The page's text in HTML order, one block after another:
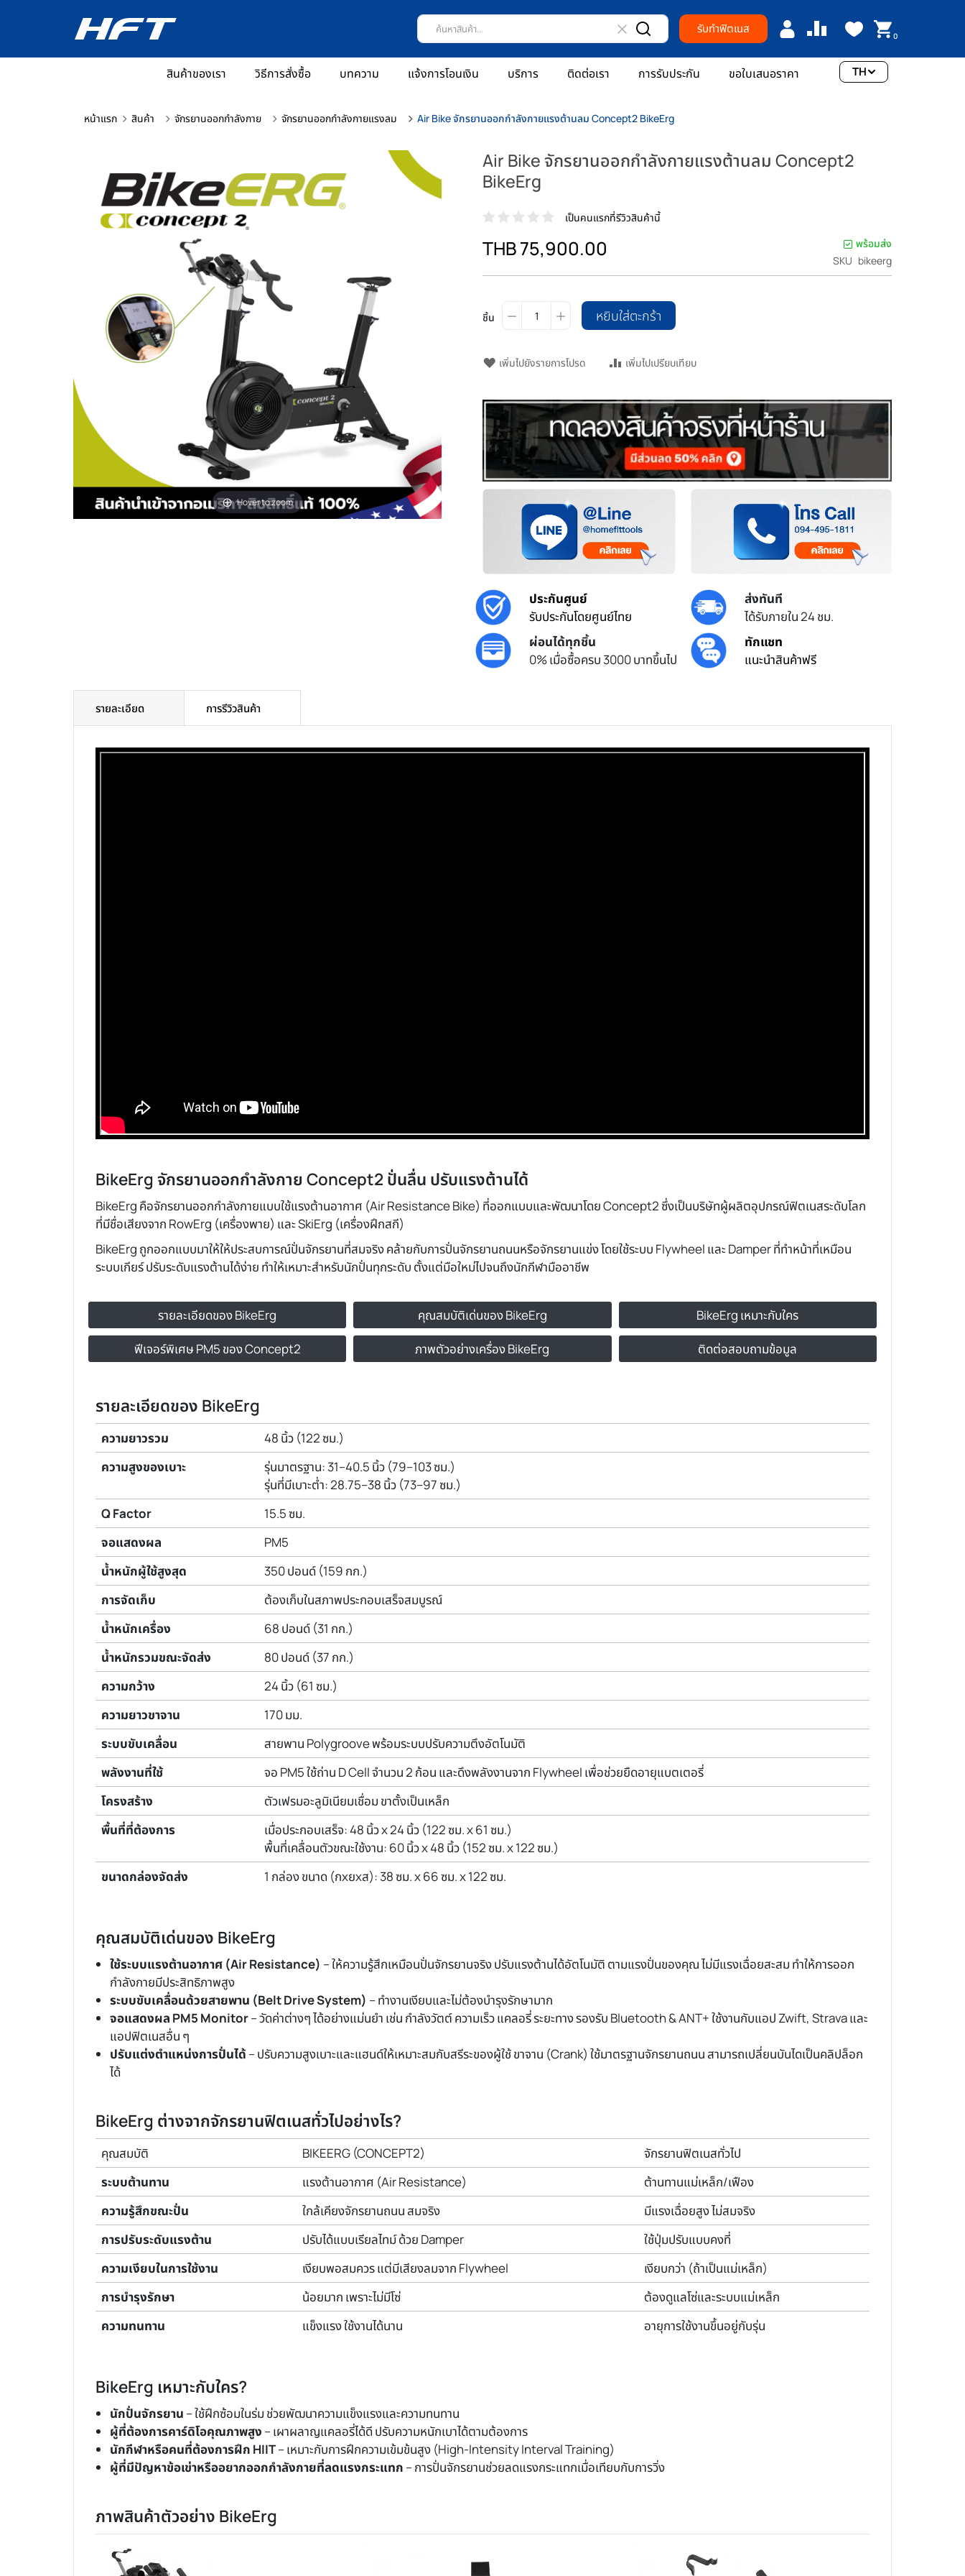
รับทำฟิตเนส 0
สินค้าของเรา วิธีการสั่งซื้อ บทความ แจ้งการโอนเงิน บริการ ติดต่อเรา การรับประกัน ขอใบเสนอราคา TH
หน้าแรก สินค้า จักรยานออกกำลังกาย จักรยานออกกำลังกายแรงลม Air Bike จักรยานออกกำลังกายแรงต้านลม Concept2 BikeErg
Hover to zoom
Air Bike จักรยานออกกำลังกายแรงต้านลม Concept2
BikeErg
เป็นคนแรกที่รีวิวสินค้านี้
THB 75,900.00
พร้อมส่ง
SKU bikeerg
ชิ้น หยิบใส่ตะกร้า
เพิ่มไปยังรายการโปรด เพิ่มไปเปรียบเทียบ
ประกันศูนย์
รับประกันโดยศูนย์ไทย
ส่งทันที
ได้รับภายใน 24 ชม.
ผ่อนได้ทุกชิ้น
0% เมื่อซื้อครบ 3000 บาทขึ้นไป
ทักแชท
แนะนำสินค้าฟรี
รายละเอียด
BikeErg จักรยานออกกำลังกาย Concept2 ปั่นลื่น ปรับแรงต้านได้
BikeErg คือจักรยานออกกำลังกายแบบใช้แรงต้านอากาศ (Air Resistance Bike) ที่ออกแบบและพัฒนาโดย Concept2 ซึ่งเป็นบริษัทผู้ผลิตอุปกรณ์ฟิตเนสระดับโลก
ที่มีชื่อเสียงจาก RowErg (เครื่องพาย) และ SkiErg (เครื่องฝึกสกี)
BikeErg ถูกออกแบบมาให้ให้ประสบการณ์ปั่นจักรยานที่สมจริง คล้ายกับการปั่นจักรยานถนนหรือจักรยานแข่ง โดยใช้ระบบ Flywheel และ Damper ที่ทำหน้าที่เหมือน
ระบบเกียร์ ปรับระดับแรงต้านได้ง่าย ทำให้เหมาะสำหรับนักปั่นทุกระดับ ตั้งแต่มือใหม่ไปจนถึงนักกีฬามืออาชีพ
รายละเอียดของ BikeErg คุณสมบัติเด่นของ BikeErg BikeErg เหมาะกับใคร
ฟีเจอร์พิเศษ PM5 ของ Concept2 ภาพตัวอย่างเครื่อง BikeErg ติดต่อสอบถามข้อมูล
รายละเอียดของ BikeErg
ความยาวรวม
48 นิ้ว (122 ซม.)
ความสูงของเบาะ
รุ่นมาตรฐาน: 31–40.5 นิ้ว (79–103 ซม.)
รุ่นที่มีเบาะต่ำ: 28.75–38 นิ้ว (73–97 ซม.)
Q Factor
15.5 ซม.
จอแสดงผล
PM5
น้ำหนักผู้ใช้สูงสุด
350 ปอนด์ (159 กก.)
การจัดเก็บ
ต้องเก็บในสภาพประกอบเสร็จสมบูรณ์
น้ำหนักเครื่อง
68 ปอนด์ (31 กก.)
น้ำหนักรวมขณะจัดส่ง
80 ปอนด์ (37 กก.)
ความกว้าง
24 นิ้ว (61 ซม.)
ความยาวขาจาน
170 มม.
ระบบขับเคลื่อน
สายพาน Polygroove พร้อมระบบปรับความตึงอัตโนมัติ
พลังงานที่ใช้
จอ PM5 ใช้ถ่าน D Cell จำนวน 2 ก้อน และดึงพลังงานจาก Flywheel เพื่อช่วยยืดอายุแบตเตอรี่
โครงสร้าง
ตัวเฟรมอะลูมิเนียมเชื่อม ขาตั้งเป็นเหล็ก
พื้นที่ที่ต้องการ
เมื่อประกอบเสร็จ: 48 นิ้ว x 24 นิ้ว (122 ซม. x 61 ซม.)
พื้นที่เคลื่อนตัวขณะใช้งาน: 60 นิ้ว x 48 นิ้ว (152 ซม. x 122 ซม.)
ขนาดกล่องจัดส่ง
1 กล่อง ขนาด (กxยxส): 38 ซม. x 66 ซม. x 122 ซม.
คุณสมบัติเด่นของ BikeErg
ใช้ระบบแรงต้านอากาศ (Air Resistance) – ให้ความรู้สึกเหมือนปั่นจักรยานจริง ปรับแรงต้านได้อัตโนมัติ ตามแรงปั่นของคุณ ไม่มีแรงเฉื่อยสะสม ทำให้การออก
กำลังกายมีประสิทธิภาพสูง
ระบบขับเคลื่อนด้วยสายพาน (Belt Drive System) – ทำงานเงียบและไม่ต้องบำรุงรักษามาก
จอแสดงผล PM5 Monitor– วัดค่าต่างๆ ได้อย่างแม่นยำ เช่น กำลังวัตต์ ความเร็ว แคลอรี่ ระยะทาง รองรับ Bluetooth & ANT+ ใช้งานกับแอป Zwift, Strava และ
แอปฟิตเนสอื่น ๆ
ปรับแต่งตำแหน่งการปั่นได้ – ปรับความสูงเบาะและแฮนด์ให้เหมาะสมกับสรีระของผู้ใช้ ขาจาน (Crank) ใช้มาตรฐานจักรยานถนน สามารถเปลี่ยนบันไดเป็นคลิปล็อก
ได้
BikeErg ต่างจากจักรยานฟิตเนสทั่วไปอย่างไร?
คุณสมบัติ BIKEERG (CONCEPT2)
จักรยานฟิตเนสทั่วไป
ระบบต้านทาน
แรงต้านอากาศ (Air Resistance)
ต้านทานแม่เหล็ก/เฟือง
ความรู้สึกขณะปั่น
ใกล้เคียงจักรยานถนน สมจริง
มีแรงเฉื่อยสูง ไม่สมจริง
การปรับระดับแรงต้าน
ปรับได้แบบเรียลไทม์ ด้วย Damper
ใช้ปุ่มปรับแบบคงที่
ความเงียบในการใช้งาน
เงียบพอสมควร แต่มีเสียงลมจาก Flywheel
เงียบกว่า (ถ้าเป็นแม่เหล็ก)
การบำรุงรักษา
น้อยมาก เพราะไม่มีโซ่
ต้องดูแลโซ่และระบบแม่เหล็ก
ความทนทาน
แข็งแรง ใช้งานได้นาน อายุการใช้งานขึ้นอยู่กับรุ่น
BikeErg เหมาะกับใคร?
นักปั่นจักรยาน – ใช้ฝึกซ้อมในร่ม ช่วยพัฒนาความแข็งแรงและความทนทาน
ผู้ที่ต้องการคาร์ดิโอคุณภาพสูง – เผาผลาญแคลอรี่ได้ดี ปรับความหนักเบาได้ตามต้องการ
นักกีฬาหรือคนที่ต้องการฝึก HIIT– เหมาะกับการฝึกความเข้มข้นสูง (High-Intensity Interval Training)
ผู้ที่มีปัญหาข้อเข่าหรืออยากออกกำลังกายที่ลดแรงกระแทก – การปั่นจักรยานช่วยลดแรงกระแทกเมื่อเทียบกับการวิ่ง
ภาพสินค้าตัวอย่าง BikeErg
การรีวิวสินค้า